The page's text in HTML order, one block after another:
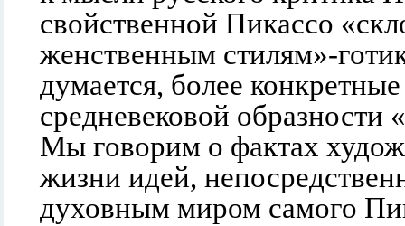
свойственной Пикассо
женственным стилям»-
думается, более
средневековой образности
Мы говорим о фактах
жизни идей,
духовным миром самого